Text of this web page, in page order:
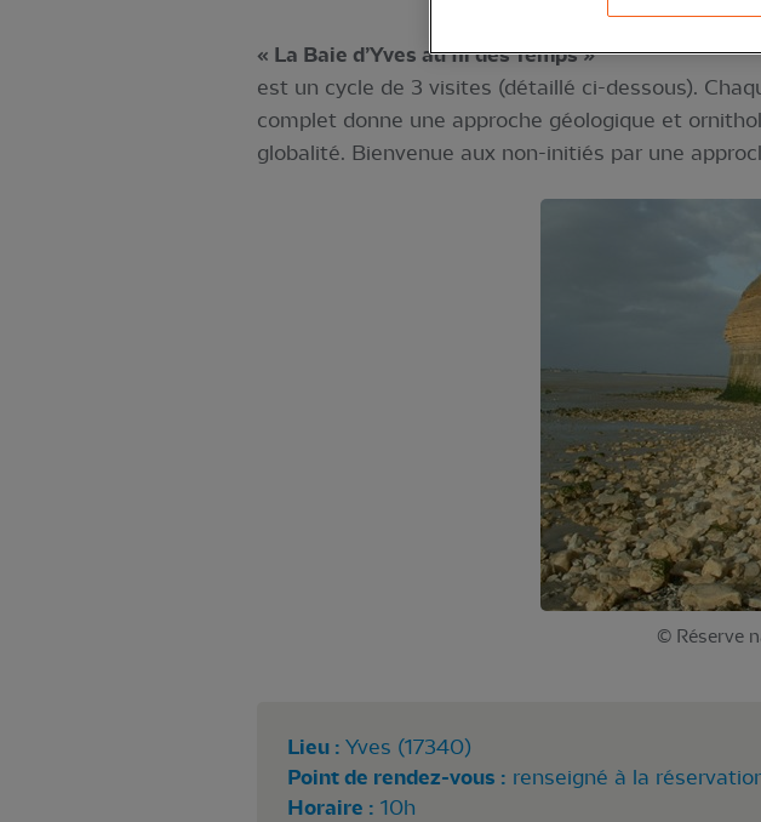
« La Baie d’Yves au fil des Temps »
est un cycle de 3 visites (détaillé ci-dessous).
complet donne une approche géologique et
globalité. Bienvenue aux non-initiés par une
© Réserve
Lieu : Yves (17340)
Point de rendez-vous : renseigné à la
Horaire : 10h